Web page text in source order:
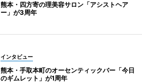
熊本・四方寄の理美容サロン「アシストヘア
ー」が3周年
インタビュー
熊本・手取本町のオーセンティックバー「今日
のギムレット」が1周年